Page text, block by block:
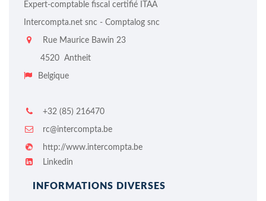
Expert-comptable fiscal certifié ITAA
Intercompta.net snc - Comptalog snc
Rue Maurice Bawin 23
4520 Antheit
Belgique
+32 (85) 216470
rc@intercompta.be
http://www.intercompta.be
Linkedin
INFORMATIONS DIVERSES